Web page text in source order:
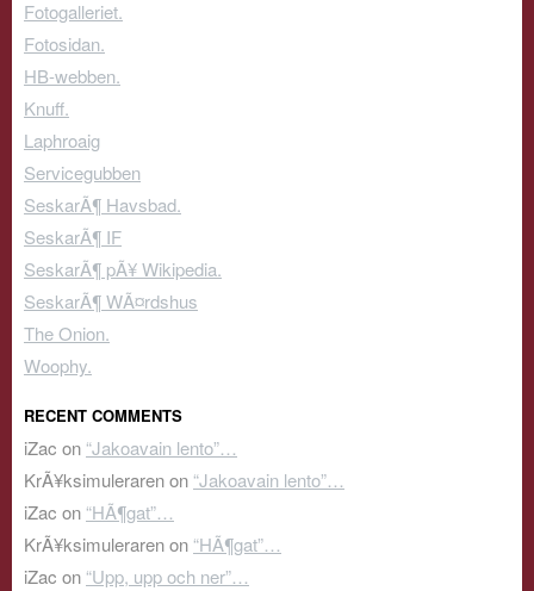
Fotogalleriet.
Fotosidan.
HB-webben.
Knuff.
Laphroaig
Servicegubben
SeskarÃ¶ Havsbad.
SeskarÃ¶ IF
SeskarÃ¶ pÃ¥ Wikipedia.
SeskarÃ¶ WÃ¤rdshus
The Onion.
Woophy.
RECENT COMMENTS
iZac on “Jakoavain lento”…
KrÃ¥ksimulerarenon “Jakoavain lento”…
iZac on “HÃ¶gat”…
KrÃ¥ksimulerarenon “HÃ¶gat”…
iZac on “Upp, upp och ner”…